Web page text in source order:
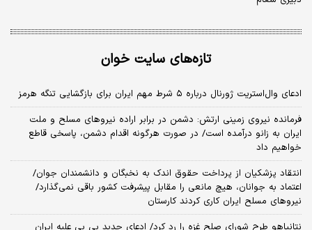
تازه‌های سایت خوان
ادعای وال‌استریت ژورنال درباره ۵ شرط مهم ایران برای بازگشایی تنگه هرمز
فرمانده نیروی زمینی ارتش: دشمن در برابر اراده نیروهای مسلح و ملت
ایران به زانو درآمده است/ در صورت هرگونه اقدام دشمن، پاسخی قاطع
خواهیم داد
انتقاد پزشکیان از پرداخت حقوق اندک به نخبگان و دانشمندان جوان/
اعتماد به جوانان، هیچ مانعی را مقابل پیشرفت کشور باقی نمی‌گذارد/
نیروهای مسلح ایران کاری کردند کارستان
نتانیاهو طرح شورای صلح غزه را رد کرد/ ادعای جدید بی بی علیه ایران